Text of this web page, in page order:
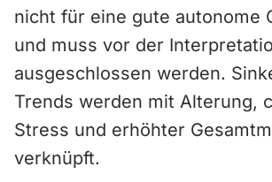
nicht für eine gute autonome
und muss vor der
ausgeschlossen werden.
Trends werden mit Alterung,
Stress und erhöhter
verknüpft.